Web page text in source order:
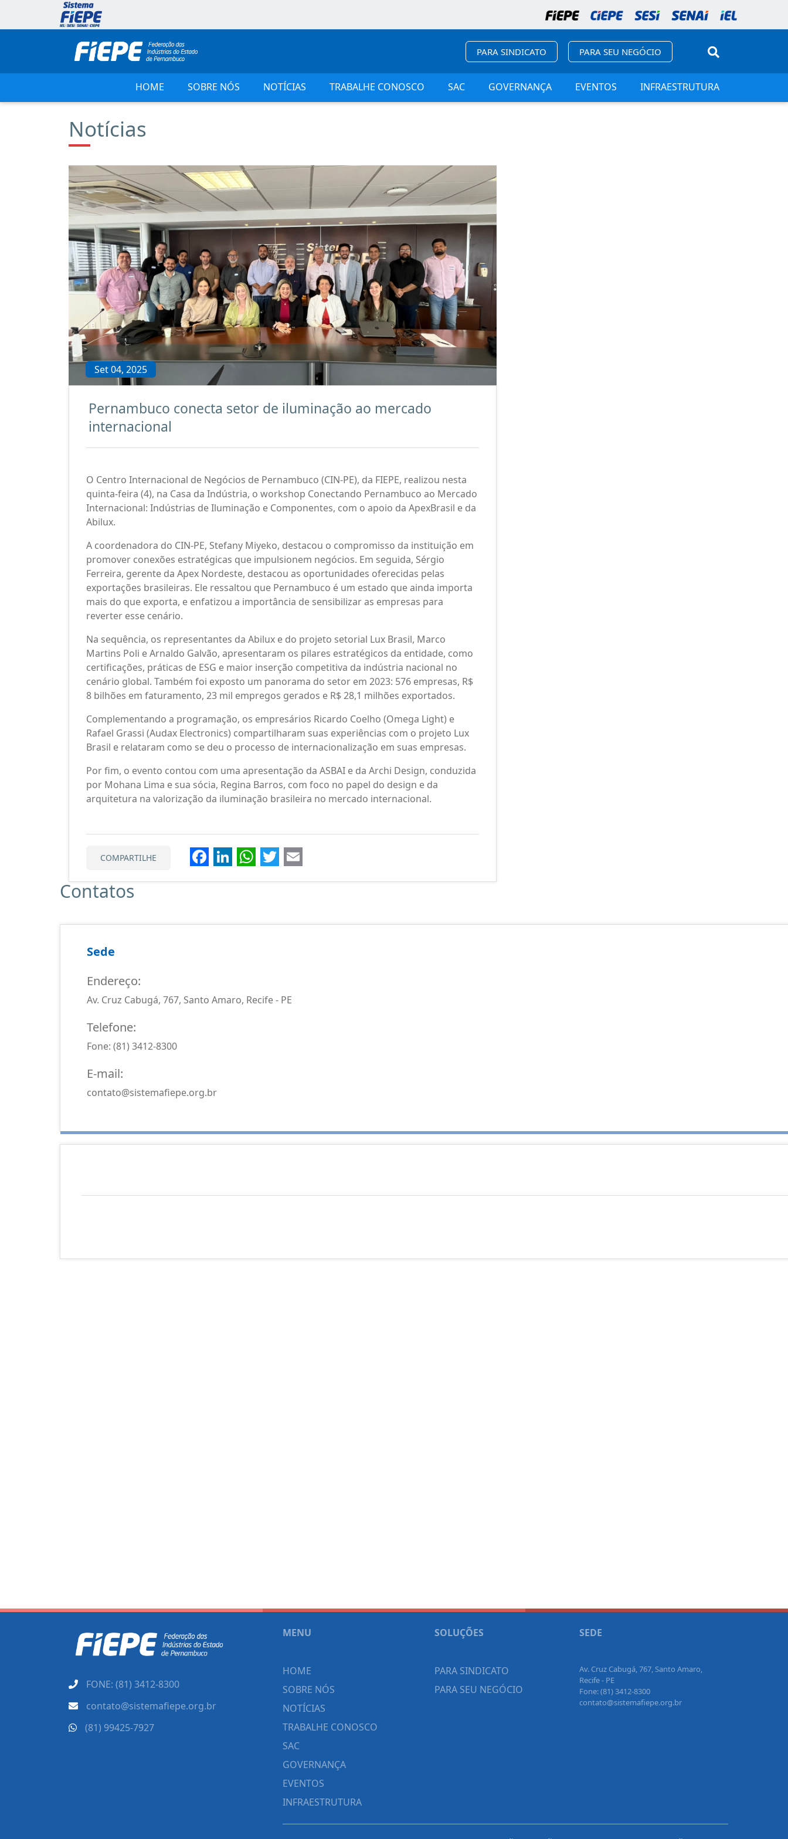
PARA SINDICATO PARA SEU NEGÓCIO
HOME SOBRE NÓS NOTÍCIAS TRABALHE CONOSCO SAC GOVERNANÇA EVENTOS INFRAESTRUTURA
Notícias
Set 04, 2025
Pernambuco conecta setor de iluminação ao mercado
internacional
O Centro Internacional de Negócios de Pernambuco (CIN-PE), da FIEPE, realizou nesta
quinta-feira (4), na Casa da Indústria, o workshop Conectando Pernambuco ao Mercado
Internacional: Indústrias de Iluminação e Componentes, com o apoio da ApexBrasil e da
Abilux.
A coordenadora do CIN-PE, Stefany Miyeko, destacou o compromisso da instituição em
promover conexões estratégicas que impulsionem negócios. Em seguida, Sérgio
Ferreira, gerente da Apex Nordeste, destacou as oportunidades oferecidas pelas
exportações brasileiras. Ele ressaltou que Pernambuco é um estado que ainda importa
mais do que exporta, e enfatizou a importância de sensibilizar as empresas para
reverter esse cenário.
Na sequência, os representantes da Abilux e do projeto setorial Lux Brasil, Marco
Martins Poli e Arnaldo Galvão, apresentaram os pilares estratégicos da entidade, como
certificações, práticas de ESG e maior inserção competitiva da indústria nacional no
cenário global. Também foi exposto um panorama do setor em 2023: 576 empresas, R$
8 bilhões em faturamento, 23 mil empregos gerados e R$ 28,1 milhões exportados.
Complementando a programação, os empresários Ricardo Coelho (Omega Light) e
Rafael Grassi (Audax Electronics) compartilharam suas experiências com o projeto Lux
Brasil e relataram como se deu o processo de internacionalização em suas empresas.
Por fim, o evento contou com uma apresentação da ASBAI e da Archi Design, conduzida
por Mohana Lima e sua sócia, Regina Barros, com foco no papel do design e da
arquitetura na valorização da iluminação brasileira no mercado internacional.
COMPARTILHE Facebook
LinkedIn
WhatsApp
Twitter
Contatos
Sede
Endereço:
Av. Cruz Cabugá, 767, Santo Amaro, Recife - PE
Telefone:
Fone: (81) 3412-8300
E-mail:
contato@sistemafiepe.org.br
FONE: (81) 3412-8300
contato@sistemafiepe.org.br
(81) 99425-7927
MENU
HOME
SOBRE NÓS
NOTÍCIAS
TRABALHE CONOSCO
SAC
GOVERNANÇA
EVENTOS
INFRAESTRUTURA
SOLUÇÕES
PARA SINDICATO
PARA SEU NEGÓCIO
SEDE
Av. Cruz Cabugá, 767, Santo Amaro,
Recife - PE
Fone: (81) 3412-8300
contato@sistemafiepe.org.br